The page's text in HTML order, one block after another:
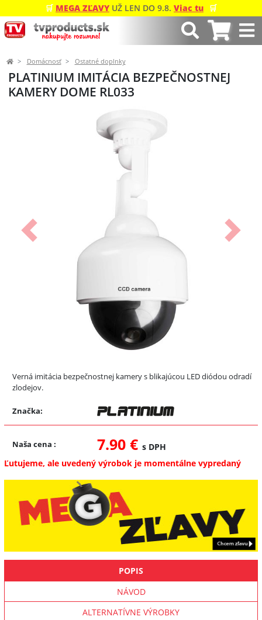
🛒 MEGA ZĽAVY UŽ LEN DO 9.8. Viac tu 🛒
Domácnosť Ostatné doplnky
PLATINIUM IMITÁCIA BEZPEČNOSTNEJ
KAMERY DOME RL033
Predchádzajúci Ďalší
Verná imitácia bezpečnostnej kamery s blikajúcou LED diódou odradí
zlodejov.
Značka:
Naša cena : 7.90 € s DPH
Ľutujeme, ale uvedený výrobok je momentálne vypredaný
POPIS
NÁVOD
ALTERNATÍVNE VÝROBKY